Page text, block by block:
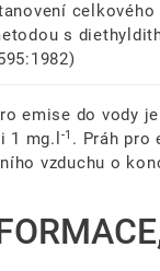
s
emise do vody
1 mg.l -1 . Práh pro
vzduchu o